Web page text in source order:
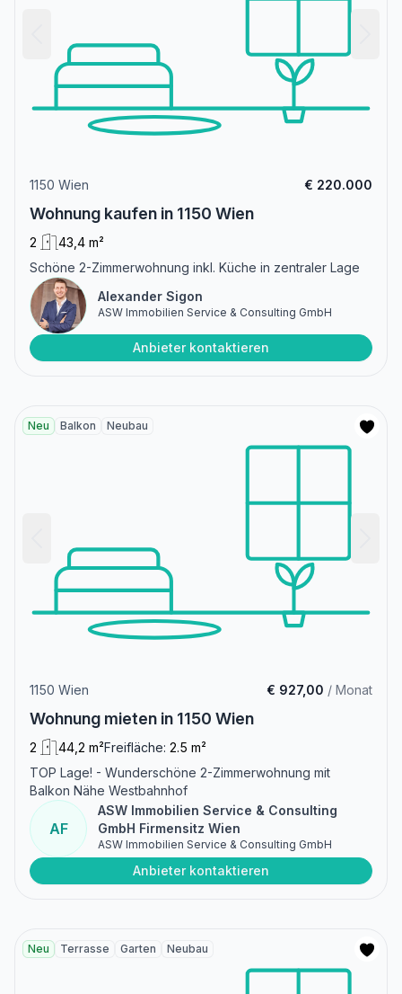
1150 Wien € 220.000
Wohnung kaufen in 1150 Wien
2
43,4 m²
Schöne 2-Zimmerwohnung inkl. Küche in zentraler Lage
Alexander Sigon
ASW Immobilien Service & Consulting GmbH
Anbieter kontaktieren
Neu Balkon Neubau
1150 Wien € 927,00 / Monat
Wohnung mieten in 1150 Wien
2 44,2 m²Freifläche: 2.5 m²
TOP Lage! - Wunderschöne 2-Zimmerwohnung mit
Balkon Nähe Westbahnhof
AF
ASW Immobilien Service & Consulting
GmbH Firmensitz Wien
ASW Immobilien Service & Consulting GmbH
Anbieter kontaktieren
Neu Terrasse Garten Neubau